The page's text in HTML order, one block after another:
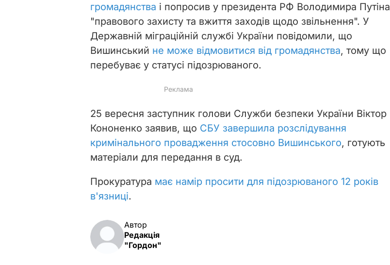
громадянства і попросив у президента РФ Володимира Путіна
"правового захисту та вжиття заходів щодо звільнення". У
Державній міграційній службі України повідомили, що
Вишинський не може відмовитися від громадянства, тому що
перебуває у статусі підозрюваного.
25 вересня заступник голови Служби безпеки України Віктор
Кононенко заявив, що СБУ завершила розслідування
кримінального провадження стосовно Вишинського, готують
матеріали для передання в суд.
Прокуратура має намір просити для підозрюваного 12 років
в'язниці.
Автор
Редакція
"Гордон"